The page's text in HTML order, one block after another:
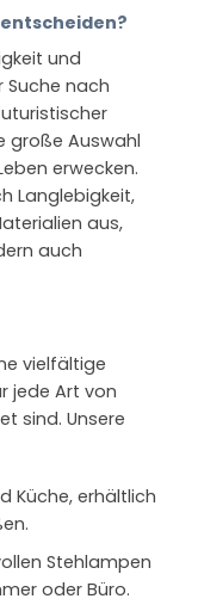
und
Suche nach
große Auswahl
erwecken.
Langlebigkeit,
aus,
auch
vielfältige
jede Art von
sind. Unsere
Küche, erhältlich
Stehlampen
oder Büro.